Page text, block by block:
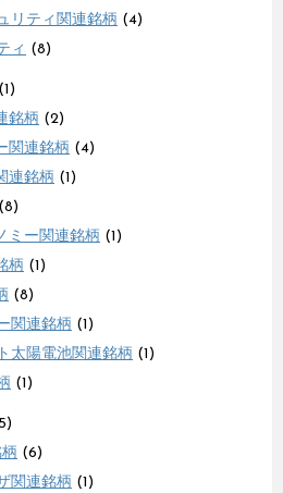
リティ関連銘柄 (4)
ィ (8)
(1)
銘柄 (2)
関連銘柄 (4)
連銘柄 (1)
(8)
ミー関連銘柄 (1)
柄 (1)
(8)
関連銘柄 (1)
太陽電池関連銘柄 (1)
(1)
(6)
関連銘柄 (1)